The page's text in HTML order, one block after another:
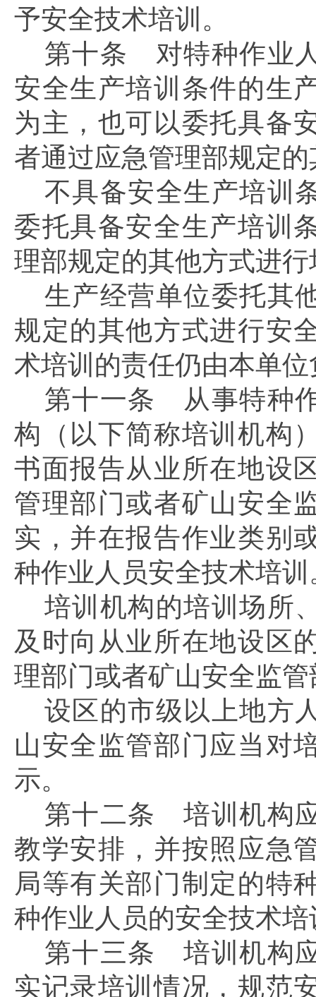
予安全技术培训。
第十条 对特种作业
安全生产培训条件的生
为主，也可以委托具备
者通过应急管理部规定
不具备安全生产培训
委托具备安全生产培训
理部规定的其他方式进
生产经营单位委托其
规定的其他方式进行安
术培训的责任仍由本单
第十一条 从事特种
构（以下简称培训机构
书面报告从业所在地设
管理部门或者矿山安全
实，并在报告作业类别
种作业人员安全技术培训
培训机构的培训场所
及时向从业所在地设区
理部门或者矿山安全监
设区的市级以上地方
山安全监管部门应当对
示。
第十二条 培训机构
教学安排，并按照应急
局等有关部门制定的特
种作业人员的安全技术培
第十三条 培训机构
实记录培训情况，规范